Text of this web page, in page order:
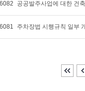
공공발주사업에 대한 건
주차장법 시행규칙 일부